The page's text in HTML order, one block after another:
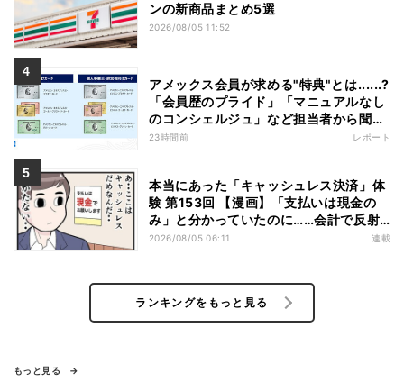
ンの新商品まとめ5選
2026/08/05 11:52
アメックス会員が求める"特典"とは......?
「会員歴のプライド」「マニュアルなし
のコンシェルジュ」など担当者から聞い
た"裏話"も
23時間前 レポート
本当にあった「キャッシュレス決済」体
験 第153回 【漫画】「支払いは現金の
み」と分かっていたのに……会計で反射
的に出してしまったものは
2026/08/05 06:11 連載
ランキングをもっと見る
もっと見る